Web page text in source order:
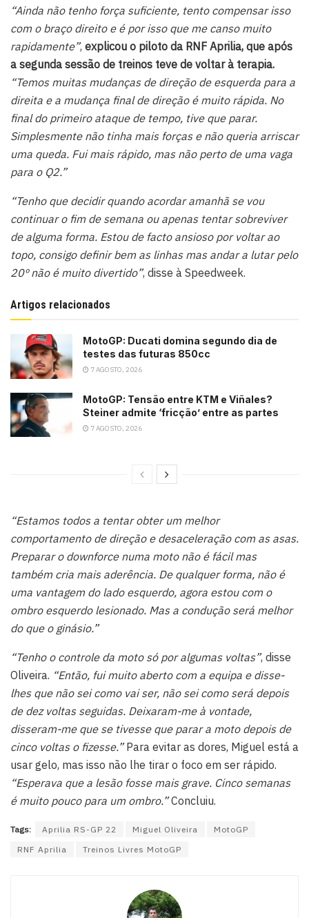
“Ainda não tenho força suficiente, tento compensar isso
com o braço direito e é por isso que me canso muito
rapidamente”, explicou o piloto da RNF Aprilia, que após
a segunda sessão de treinos teve de voltar à terapia.
“Temos muitas mudanças de direção de esquerda para a
direita e a mudança final de direção é muito rápida. No
final do primeiro ataque de tempo, tive que parar.
Simplesmente não tinha mais forças e não queria arriscar
uma queda. Fui mais rápido, mas não perto de uma vaga
para o Q2.”
“Tenho que decidir quando acordar amanhã se vou
continuar o fim de semana ou apenas tentar sobreviver
de alguma forma. Estou de facto ansioso por voltar ao
topo, consigo definir bem as linhas mas andar a lutar pelo
20º não é muito divertido”, disse à Speedweek.
Artigos relacionados
MotoGP: Ducati domina segundo dia de
testes das futuras 850cc
7 AGOSTO, 2026
MotoGP: Tensão entre KTM e Viñales?
Steiner admite ‘fricção’ entre as partes
7 AGOSTO, 2026
“Estamos todos a tentar obter um melhor
comportamento de direção e desaceleração com as asas.
Preparar o downforce numa moto não é fácil mas
também cria mais aderência. De qualquer forma, não é
uma vantagem do lado esquerdo, agora estou com o
ombro esquerdo lesionado. Mas a condução será melhor
do que o ginásio.”
“Tenho o controle da moto só por algumas voltas”, disse
Oliveira. “Então, fui muito aberto com a equipa e disse-
lhes que não sei como vai ser, não sei como será depois
de dez voltas seguidas. Deixaram-me à vontade,
disseram-me que se tivesse que parar a moto depois de
cinco voltas o fizesse.”Para evitar as dores, Miguel está a
usar gelo, mas isso não lhe tirar o foco em ser rápido.
“Esperava que a lesão fosse mais grave. Cinco semanas
é muito pouco para um ombro.”Concluiu.
Tags: Aprilia RS-GP 22 Miguel Oliveira
MotoGP
RNF Aprilia
Treinos Livres MotoGP